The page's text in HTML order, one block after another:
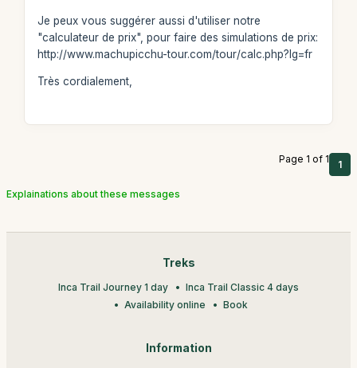
Je peux vous suggérer aussi d'utiliser notre
"calculateur de prix", pour faire des simulations de prix:
http://www.machupicchu-tour.com/tour/calc.php?lg=fr
Très cordialement,
Page 1 of 1 1
Explainations about these messages
Treks
Inca Trail Journey 1 day
Inca Trail Classic 4 days
Availability online
Book
Information